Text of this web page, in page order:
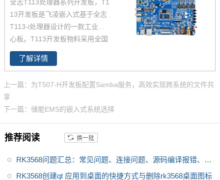
提供高效的计算能力；T113-i核
心板整板采用工业级国产元器
件，是工业、电力、交通等关键
领域实现国产化降本的优质之
选。T113性能参数及功能规格参
数详解见参数表。推荐飞凌FET1
全志T113处理器系列开发板，T1
13开发板是飞凌嵌入式基于全志
T113-i处理器设计的一款工业核
心板。T113开发板物料采用全国
产工业级元器件，全志T113 开发
板功能完善、性价比高、资料丰
发板，Linux系统，双核CortexA
7，
和HiFi4 DSP，是国产化降本的
优质选择。
了解详情
上一篇：为T507-H开发板配置Samba服务，高效实现跨系统的文件共
享
下一篇：储能EMS的嵌入式系统选择
推荐阅读 换一批
RK3568问题汇总：常见问题、连接问题、源码编译报错、显
示问题、PCIE问题
RK3568创建qt 应用到桌面的快捷方式与删除rk3568桌面图标